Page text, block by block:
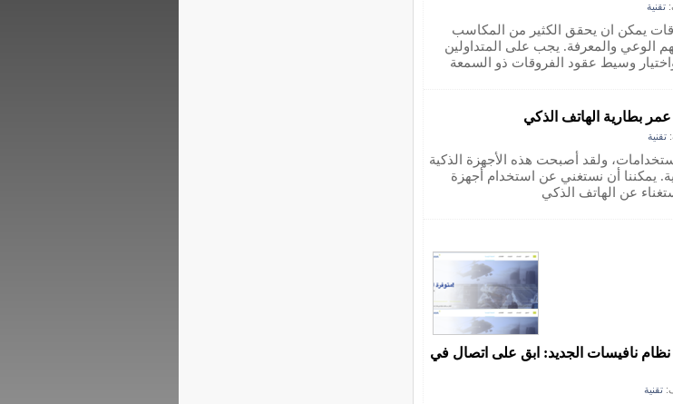
تقنية
يمكن ان يحقق الكثير من المكاسب
الوعي والمعرفة. يجب على المتداولين
وسيط عقود الفروقات ذو السمعة
تقنية
ولقد أصبحت هذه الأجهزة الذكية
يمكننا أن نستغني عن استخدام أجهزة
عن الهاتف الذكي
نافيسات الجديد: ابق على اتصال في
تقنية